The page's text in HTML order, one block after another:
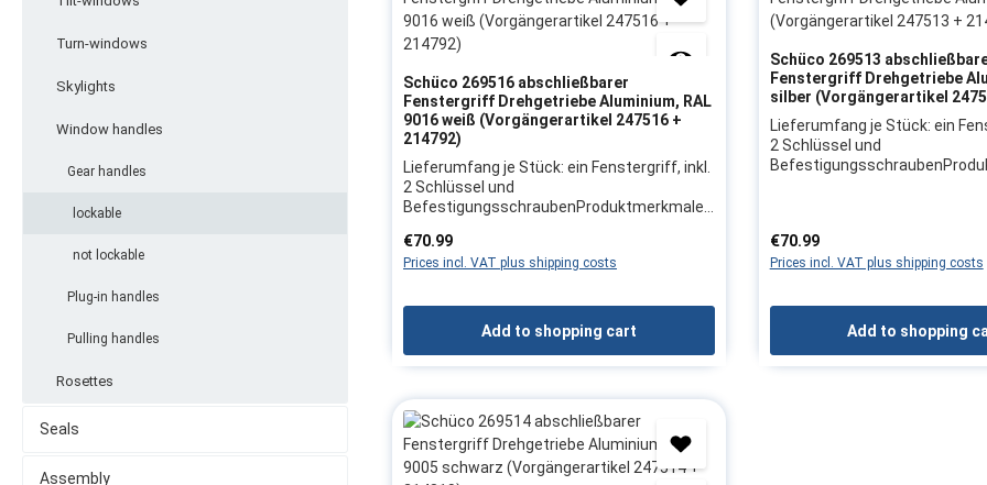
Turn-windows
Skylights
Window handles
Gear handles
lockable
not lockable
Plug-in handles
Pulling handles
Rosettes
Seals
Assembly
Schüco 269516 abschließbarer
Fenstergriff Drehgetriebe Aluminium, RAL
9016 weiß (Vorgängerartikel 247516 +
214792)
Lieferumfang je Stück: ein Fenstergriff, inkl.
2 Schlüssel und
BefestigungsschraubenProduktmerkmale:
Aluminium Getriebegriff gleichschließendDI
N-Richtung: links oder recht(bei nach innen
rechter Seite / nach links öffnendDIN
rechts: Griff auf linker Seite / nach rechts
öffnend)Gabelvorstand: 24
mmBefestigungsabstand: 100
Verschlussstellungverhindert bei
abgeschlossenen Fenstern jede
BetätigungsmöglichkeitHerstellerangaben:
Firma: SchücoHerstellerartikel:
Regular price:
€70.99
Prices incl. VAT plus shipping costs
Add to shopping cart
Schüco 269513
Fenstergriff Drehgetriebe
silber (Vorgängerartikel
Lieferumfang je Stück: ein
2 Schlüssel und
öffnenden FensternDIN links:
rechter Seite / nach links
öffnend)Gabelvorstand: 24
mmBefestigungsabstand: 100
mmabschließbar in Kipp- und
Verschlussstellungverhindert
Regular price:
€70.99
Prices incl. VAT plus shipping costs
Add to shopping